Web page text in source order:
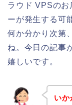
ラウド VPSのお
ーが発生する可
何か分かり次第
ね。今日の記事
嬉しいです。
いか